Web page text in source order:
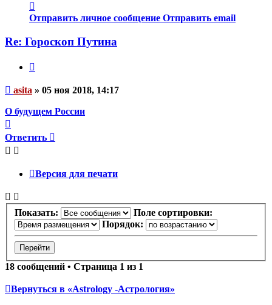
информация
пользователя
Отправить личное сообщение Отправить email
Re: Гороскоп Путина
Непрочитанное
asita » 05 ноя 2018, 14:17
О будущем России
к
началу
Ответить
Версия для печати
Показать:
Поле сортировки:
Порядок:
18 сообщений • Страница 1 из 1
Вернуться в «Astrology -Астрология»